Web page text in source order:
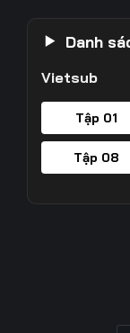
Danh
Vietsub
Tập 01
Tập 08